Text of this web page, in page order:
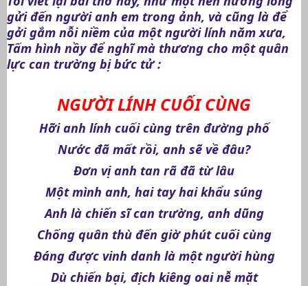
gửi đến người anh em trong ảnh, và cũng là để
gởi gắm nỗi niềm của một người lính năm xưa,
Tấm hình nầy để nghĩ mà thương cho một quân
lực can trường bị bức tử :
NGƯỜI LÍNH CUỐI CÙNG
Hỡi anh lính cuối cùng trên đường phố
Nước đã mất rồi, anh sẽ về đâu?
Đơn vị anh tan rã đã từ lâu
Một mình anh, hai tay hai khẩu súng
Anh là chiến sĩ can trường, anh dũng
Chống quân thù đến giờ phút cuối cùng
Đáng được vinh danh là một người hùng
Dù chiến bại, địch kiêng oai nễ mặt